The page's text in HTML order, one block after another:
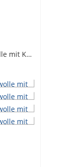
Piqué-Poloshirt aus Baumwolle mit Kontraststreifen, Regular Fit